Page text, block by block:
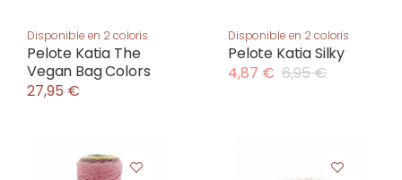
Disponible en 2 coloris
Pelote Katia The
Vegan Bag Colors
27,95 €
Disponible en 2 coloris
Pelote Katia Silky
4,87 € 6,95 €